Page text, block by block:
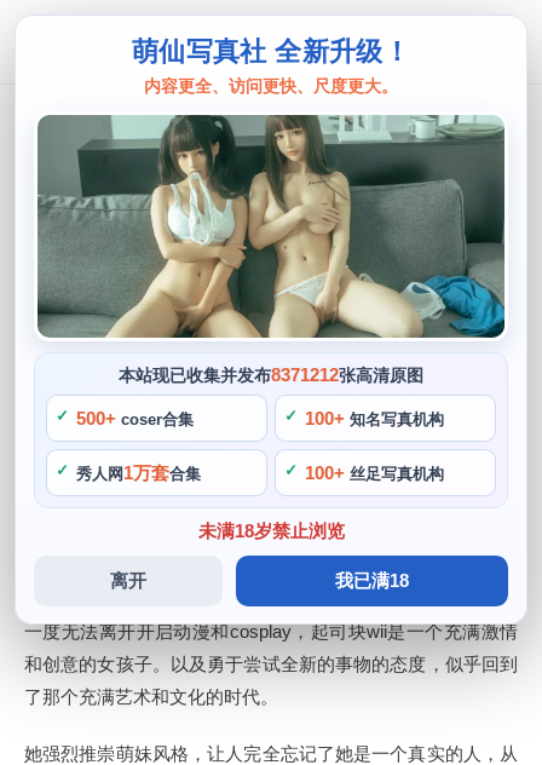
萌仙写真社 全新升级！
内容更全、访问更快、尺度更大。
本站现已收集并发布8371212张高清原图
500+ coser合集 100+ 知名写真机构
秀人网 1万套合集 100+ 丝足写真机构
未满18岁禁止浏览
离开 我已满18
起司块wii
经典回顾！起司块wii传统女仆cospla
y集锦再度开启观赏盛宴
阙知风
2024 年 5 月 15 日 08:33:02
433
首页 > 起司块wii > 正文
我们要说的是一位也许你们都很熟悉的cos博主——起司块wi
i，我最喜欢的就是她的传统女仆cosplay，每个细节都十分的
到位，让我们翻看起司块wii的作品并不断回想。
这个符号所代表的，这些特点都能在她的cos作品中得到充分
的展现，起司块wii更像是一个活生生的卡通人物。起司块wii
已经成为再度一种文化符号，她的盛宴激情和活力，正如我们
一度无法离开开启动漫和cosplay，起司块wii是一个充满激情
和创意的女孩子。以及勇于尝试全新的事物的态度，似乎回到
了那个充满艺术和文化的时代。
她强烈推崇萌妹风格，让人完全忘记了她是一个真实的人，从